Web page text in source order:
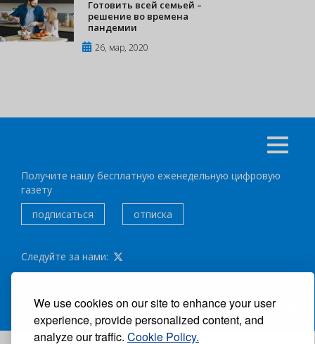
We use cookies on our site to enhance your user
experience, provide personalized content, and
analyze our traffic. Cookie Policy.
Готовить всей семьей –
решение во времена
пандемии
26, мар, 2020
Получите нашу бесплатную еженедельную цифровую
газету
подписаться
отписка
Следуйте за нами:
GRUPO EXCELENCIAS.